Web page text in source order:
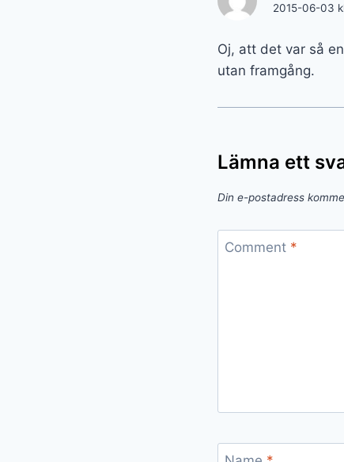
2015-06-03
Oj, att det var så
utan framgång.
Lämna ett
Din e-postadress
Comment *